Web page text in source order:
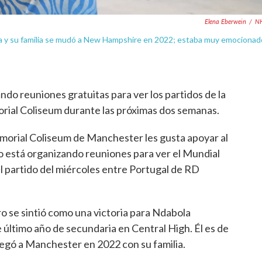
Elena Eberwein /
su familia se mudó a New Hampshire en 2022; estaba muy
reuniones gratuitas para ver los partidos de la
Coliseum durante las próximas dos semanas.
Coliseum de Manchester les gusta apoyar al
organizando reuniones para ver el Mundial
partido del miércoles entre Portugal de RD
se sintió como una victoria para Ndabola
año de secundaria en Central High. Él es de
a Manchester en 2022 con su familia.